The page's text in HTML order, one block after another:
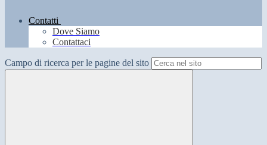
Contatti
Dove Siamo
Contattaci
Campo di ricerca per le pagine del sito